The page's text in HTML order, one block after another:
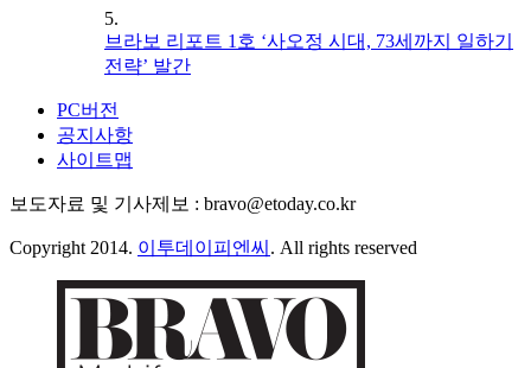
5.
브라보 리포트 1호 ‘사오정 시대, 73세까지 일하기
전략’ 발간
PC버전
공지사항
사이트맵
보도자료 및 기사제보 : bravo@etoday.co.kr
Copyright 2014. 이투데이피엔씨 . All rights reserved